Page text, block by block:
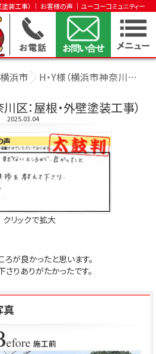
塗装工事） │ お客様の声 │ユーコーコミュニティー
横浜市 H・Y様（横浜市神奈川区：屋根・外壁塗装工 ....
区：屋根・外壁塗装工事）
2025.03.04
クリックで拡大
が良かったと思います。
りありがたかったです。
真